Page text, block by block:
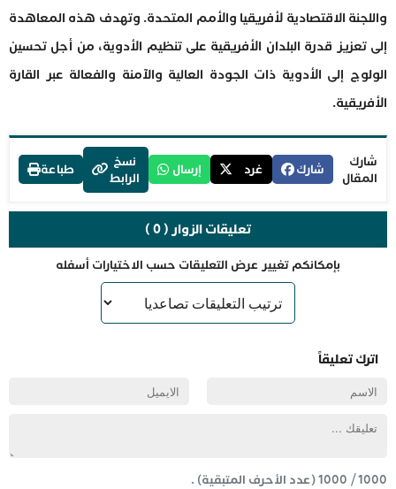
واللجنة الاقتصادية لأفريقيا والأمم المتحدة. وتهدف هذه المعاهدة
إلى تعزيز قدرة البلدان الأفريقية على تنظيم الأدوية، من أجل تحسين
الولوج إلى الأدوية ذات الجودة العالية والآمنة والفعالة عبر القارة
الأفريقية.
شارك
المقال
شارك غرد إرسال
نسخ
الرابط
طباعة
تعليقات الزوار ( 0 )
بإمكانكم تغيير عرض التعليقات حسب الاختيارات أسفله
اترك تعليقاً
1000
/
1000(عدد الأحرف المتبقية) .